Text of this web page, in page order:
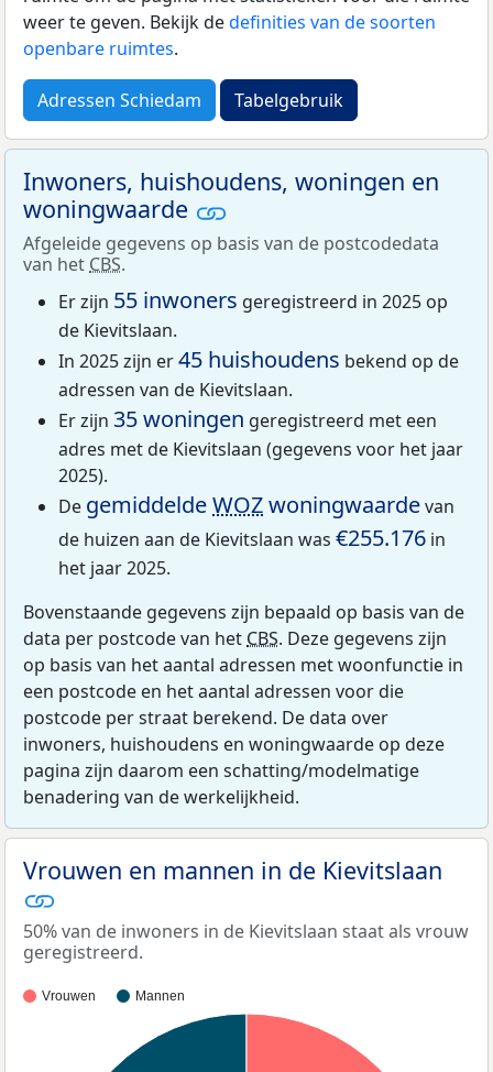
weer te geven. Bekijk dedefinities van de soorten
openbare ruimtes.
Adressen Schiedam Tabelgebruik
Inwoners, huishoudens, woningen en
woningwaarde
Afgeleide gegevens op basis van de postcodedata
van het CBS.
Er zijn 55 inwoners geregistreerd in 2025 op
de Kievitslaan.
In 2025 zijn er45 huishoudens bekend op de
adressen van de Kievitslaan.
Er zijn 35 woningen geregistreerd met een
adres met de Kievitslaan (gegevens voor het jaar
2025).
De gemiddeldeWOZwoningwaardevan
de huizen aan de Kievitslaan was €255.176 in
het jaar 2025.
Bovenstaande gegevens zijn bepaald op basis van de
data per postcode van het CBS. Deze gegevens zijn
op basis van het aantal adressen met woonfunctie in
een postcode en het aantal adressen voor die
postcode per straat berekend. De data over
inwoners, huishoudens en woningwaarde op deze
pagina zijn daarom een schatting/modelmatige
benadering van de werkelijkheid.
Vrouwen en mannen in de Kievitslaan
50% van de inwoners in de Kievitslaan staat als vrouw
geregistreerd.
Vrouwen Mannen